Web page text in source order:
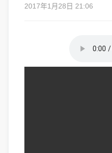
2017年1月28日 21:06